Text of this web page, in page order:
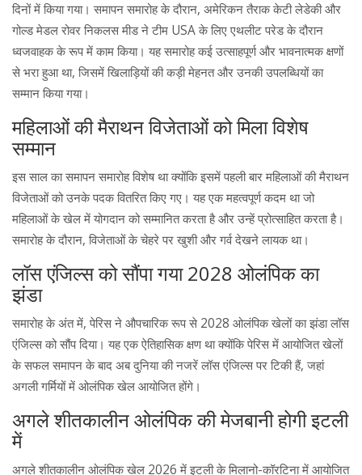
दिनों में किया गया। समापन समारोह के दौरान, अमेरिकन तैराक केटी लेडेकी और
गोल्ड मेडल रोवर निकलस मीड ने टीम USA के लिए एथलीट परेड के दौरान
ध्वजवाहक के रूप में काम किया। यह समारोह कई उत्साहपूर्ण और भावनात्मक क्षणों
से भरा हुआ था, जिसमें खिलाड़ियों की कड़ी मेहनत और उनकी उपलब्धियों का
सम्मान किया गया।
महिलाओं की मैराथन विजेताओं को मिला विशेष
सम्मान
इस साल का समापन समारोह विशेष था क्योंकि इसमें पहली बार महिलाओं की मैराथन
विजेताओं को उनके पदक वितरित किए गए। यह एक महत्वपूर्ण कदम था जो
महिलाओं के खेल में योगदान को सम्मानित करता है और उन्हें प्रोत्साहित करता है।
समारोह के दौरान, विजेताओं के चेहरे पर खुशी और गर्व देखने लायक था।
लॉस एंजिल्स को सौंपा गया 2028 ओलंपिक का
झंडा
समारोह के अंत में, पेरिस ने औपचारिक रूप से 2028 ओलंपिक खेलों का झंडा लॉस
एंजिल्स को सौंप दिया। यह एक ऐतिहासिक क्षण था क्योंकि पेरिस में आयोजित खेलों
के सफल समापन के बाद अब दुनिया की नजरें लॉस एंजिल्स पर टिकी हैं, जहां
अगली गर्मियों में ओलंपिक खेल आयोजित होंगे।
अगले शीतकालीन ओलंपिक की मेजबानी होगी इटली
में
अगले शीतकालीन ओलंपिक खेल 2026 में इटली के मिलानो-कॉरटिना में आयोजित